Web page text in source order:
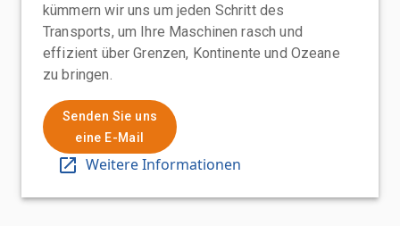
kümmern wir uns um jeden Schritt des
Transports, um Ihre Maschinen rasch und
effizient über Grenzen, Kontinente und Ozeane
zu bringen.
Senden Sie uns
eine E-Mail
Weitere Informationen